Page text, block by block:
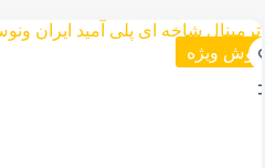
فروش ویژه